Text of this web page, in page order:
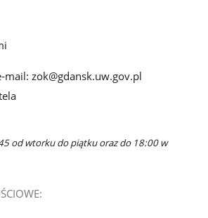
zok@gdansk.uw.gov.pl
od wtorku do piątku oraz do 18:00 w